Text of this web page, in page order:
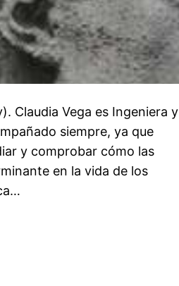
Claudia Vega es Ingeniera y
siempre, ya que
y comprobar cómo las
en la vida de los